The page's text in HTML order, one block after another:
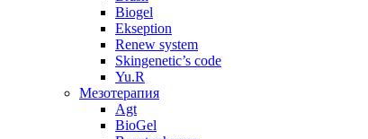
Biogel
Ekseption
Renew system
Skingenetic’s code
Yu.R
Мезотерапия
Agt
BioGel